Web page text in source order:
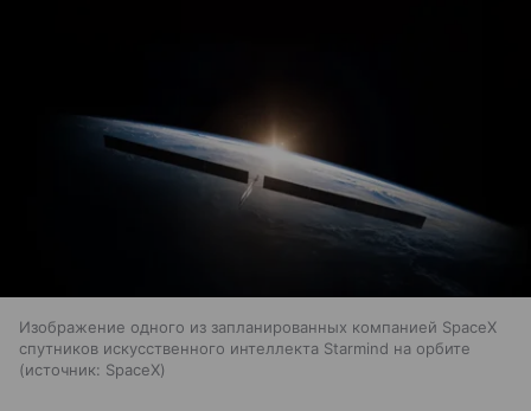
Изображение одного из запланированных компанией SpaceX
спутников искусственного интеллекта Starmind на орбите
источник: SpaceX